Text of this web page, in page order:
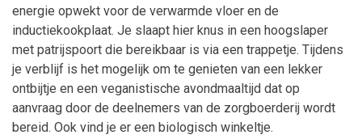
energie opwekt voor de verwarmde vloer en de
inductiekookplaat. Je slaapt hier knus in een hoogslaper
met patrijspoort die bereikbaar is via een trappetje. Tijdens
je verblijf is het mogelijk om te genieten van een lekker
ontbijtje en een veganistische avondmaaltijd dat op
aanvraag door de deelnemers van de zorgboerderij wordt
bereid. Ook vind je er een biologisch winkeltje.